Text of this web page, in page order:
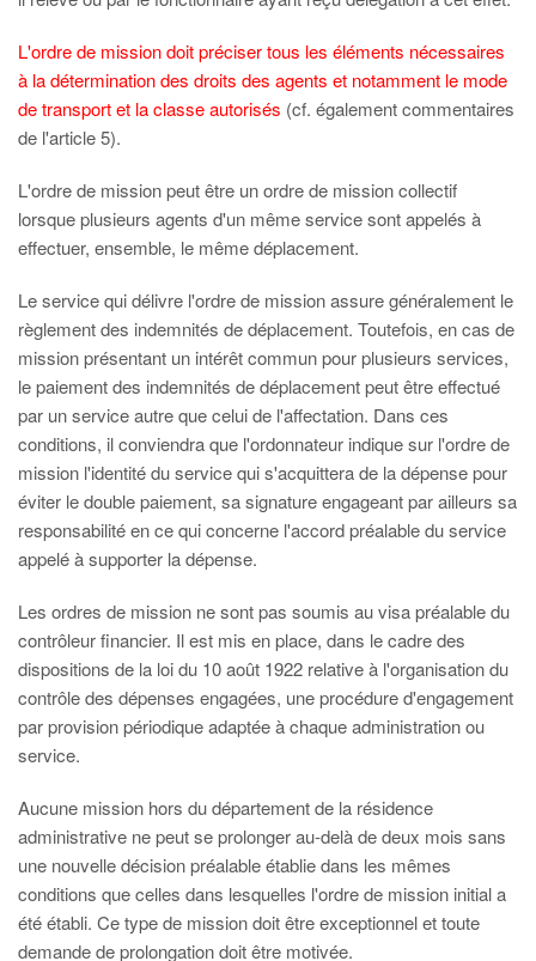
L'ordre de mission doit préciser tous les éléments nécessaires
à la détermination des droits des agents et notamment le mode
de transport et la classe autorisés (cf. également commentaires
de l'article 5).
L'ordre de mission peut être un ordre de mission collectif
lorsque plusieurs agents d'un même service sont appelés à
effectuer, ensemble, le même déplacement.
Le service qui délivre l'ordre de mission assure généralement le
règlement des indemnités de déplacement. Toutefois, en cas de
mission présentant un intérêt commun pour plusieurs services,
le paiement des indemnités de déplacement peut être effectué
par un service autre que celui de l'affectation. Dans ces
conditions, il conviendra que l'ordonnateur indique sur l'ordre de
mission l'identité du service qui s'acquittera de la dépense pour
éviter le double paiement, sa signature engageant par ailleurs sa
responsabilité en ce qui concerne l'accord préalable du service
appelé à supporter la dépense.
Les ordres de mission ne sont pas soumis au visa préalable du
contrôleur financier. Il est mis en place, dans le cadre des
dispositions de la loi du 10 août 1922 relative à l'organisation du
contrôle des dépenses engagées, une procédure d'engagement
par provision périodique adaptée à chaque administration ou
service.
Aucune mission hors du département de la résidence
administrative ne peut se prolonger au-delà de deux mois sans
une nouvelle décision préalable établie dans les mêmes
conditions que celles dans lesquelles l'ordre de mission initial a
été établi. Ce type de mission doit être exceptionnel et toute
demande de prolongation doit être motivée.